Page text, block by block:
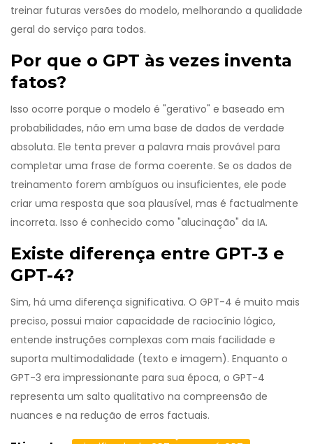
treinar futuras versões do modelo, melhorando a qualidade
geral do serviço para todos.
Por que o GPT às vezes inventa
fatos?
Isso ocorre porque o modelo é "gerativo" e baseado em
probabilidades, não em uma base de dados de verdade
absoluta. Ele tenta prever a palavra mais provável para
completar uma frase de forma coerente. Se os dados de
treinamento forem ambíguos ou insuficientes, ele pode
criar uma resposta que soa plausível, mas é factualmente
incorreta. Isso é conhecido como "alucinação" da IA.
Existe diferença entre GPT-3 e
GPT-4?
Sim, há uma diferença significativa. O GPT-4 é muito mais
preciso, possui maior capacidade de raciocínio lógico,
entende instruções complexas com mais facilidade e
suporta multimodalidade (texto e imagem). Enquanto o
GPT-3 era impressionante para sua época, o GPT-4
representa um salto qualitativo na compreensão de
nuances e na redução de erros factuais.